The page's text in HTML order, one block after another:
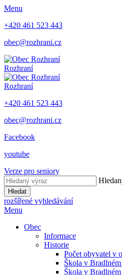
Menu
+420 461 523 443
obec@rozhrani.cz
Rozhraní
Rozhraní
+420 461 523 443
obec@rozhrani.cz
Facebook
youtube
Verze pro seniory
Hledat
rozšířené vyhledávání
Menu
Obec
Informace
Historie
Počet obyvatel v
Škola v
Škola v